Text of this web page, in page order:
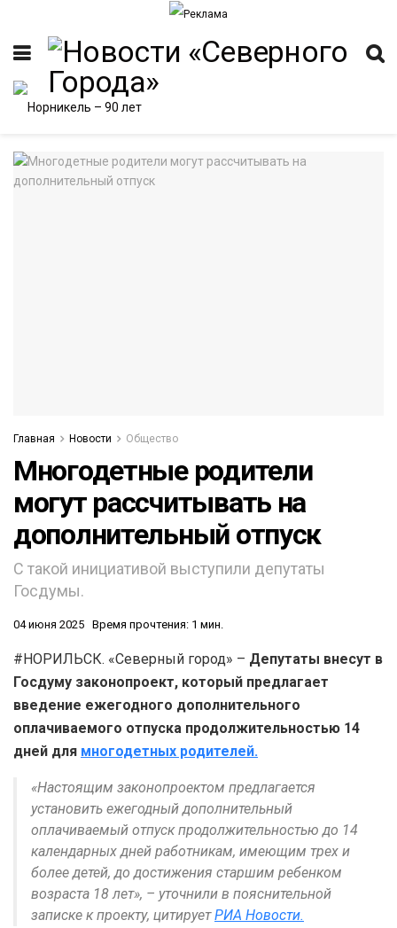
Главная Новости Общество
Многодетные родители
могут рассчитывать на
дополнительный отпуск
С такой инициативой выступили депутаты
Госдумы.
04 июня 2025 Время прочтения: 1 мин.
#НОРИЛЬСК. «Северный город» – Депутаты внесут в
Госдуму законопроект, который предлагает
введение ежегодного дополнительного
оплачиваемого отпуска продолжительностью 14
дней для многодетных родителей.
«Настоящим законопроектом предлагается
установить ежегодный дополнительный
оплачиваемый отпуск продолжительностью до 14
календарных дней работникам, имеющим трех и
более детей, до достижения старшим ребенком
возраста 18 лет», – уточнили в пояснительной
записке к проекту, цитируетРИА Новости.